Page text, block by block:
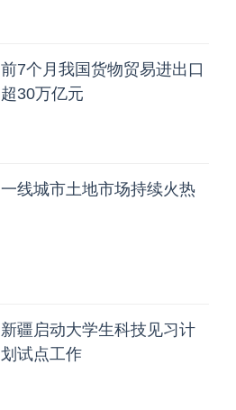
前7个月我国货物贸易进出口
超30万亿元
一线城市土地市场持续火热
新疆启动大学生科技见习计
划试点工作